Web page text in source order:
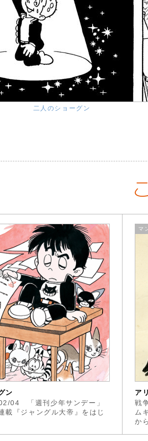
二人のショーグン
ン
04 「週刊少年サンデー」
載『ジャングル大帝』をはじ
マ
ア
戦
ム
か